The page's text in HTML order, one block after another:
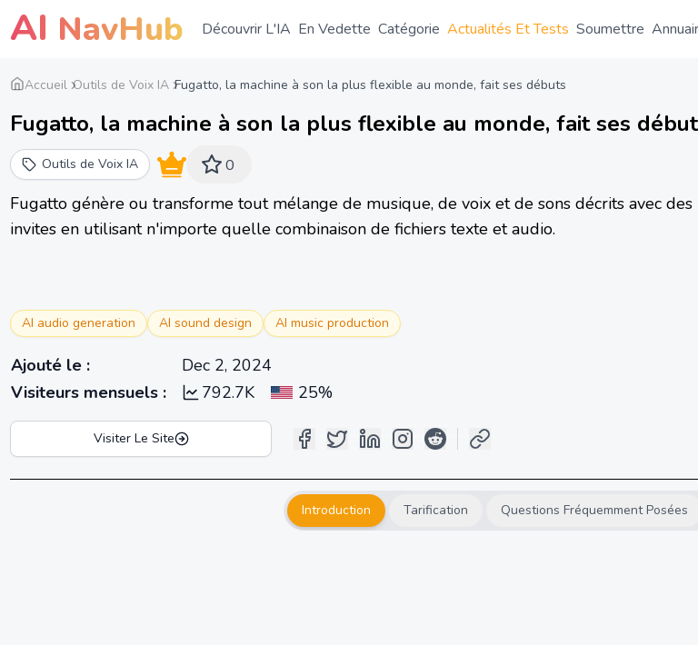
AI NavHub Découvrir L'IA En Vedette Catégorie Actualités Et Tests Soumettre
Accueil Outils de Voix IA Fugatto, la machine à son la plus flexible au monde, fait ses débuts
Fugatto, la machine à son la plus flexible au monde, fait ses
Blog NVIDIA
Outils de Voix IA 0
Fugatto génère ou transforme tout mélange de musique, de voix et de sons décrits avec des
invites en utilisant n'importe quelle combinaison de fichiers texte et audio.
AI audio generation AI sound design AI music production
Ajouté le :
Dec 2, 2024
Visiteurs mensuels : 792.7K 25%
Visiter Le Site
Introduction Tarification Questions Fréquemment Posées